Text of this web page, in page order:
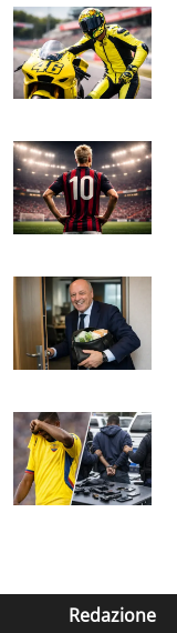
Redazione